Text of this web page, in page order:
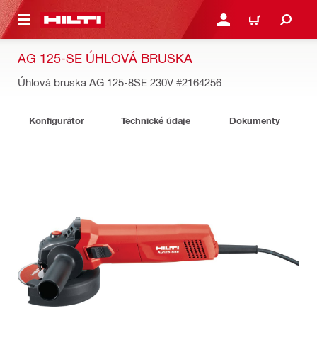
HLAVNÍ OBSAH PŘIHLÁSIT NEBO
KOŠÍK
AG 125-SE ÚHLOVÁ BRUSKA
Úhlová bruska AG 125-8SE 230V #2164256
Konfigurátor Technické údaje Dokumenty